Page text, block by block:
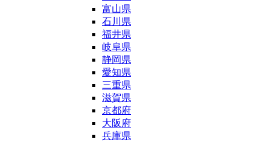
富山県
石川県
福井県
岐阜県
静岡県
愛知県
三重県
滋賀県
京都府
大阪府
兵庫県